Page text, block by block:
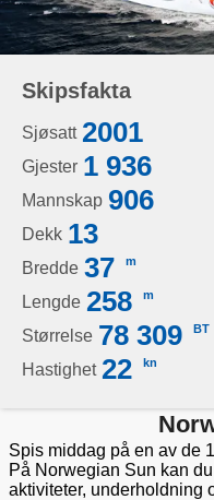
Skipsfakta
Sjøsatt 2001
Gjester 1 936
Mannskap 906
Dekk 13
Bredde 37 m
Lengde 258 m
Størrelse 78 309 BT
Hastighet 22 kn
Spis middag på en av de
På Norwegian Sun kan
aktiviteter, underholdning